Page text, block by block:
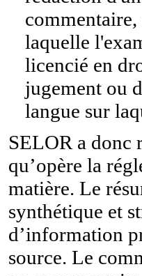
commentaire,
laquelle
licencié en
jugement ou
langue sur
SELOR a donc
qu’opère la
matière. Le
synthétique et
d’information
source. Le